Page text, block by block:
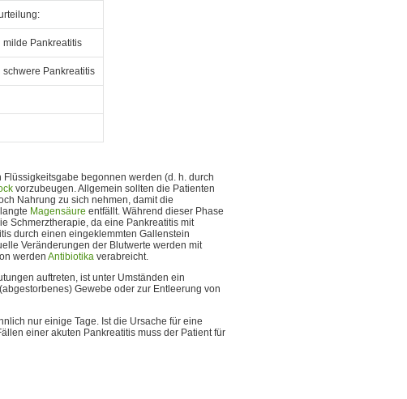
milde Pankreatitis
schwere Pankreatitis
begonnen werden (d. h. durch
vorzubeugen. Allgemein sollten die Patienten
Nahrung zu sich nehmen, damit die
Magensäure entfällt. Während dieser Phase
Schmerztherapie, da eine Pankreatitis mit
durch einen eingeklemmten Gallenstein
Veränderungen der Blutwerte werden mit
werden Antibiotika verabreicht.
auftreten, ist unter Umständen ein
Gewebe oder zur Entleerung von
nur einige Tage. Ist die Ursache für eine
einer akuten Pankreatitis muss der Patient für